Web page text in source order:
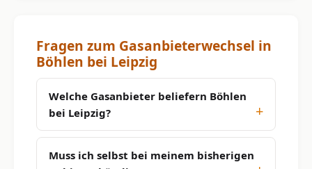
Fragen zum Gasanbieterwechsel in
Böhlen bei Leipzig
Welche Gasanbieter beliefern Böhlen
bei Leipzig?
Muss ich selbst bei meinem bisherigen